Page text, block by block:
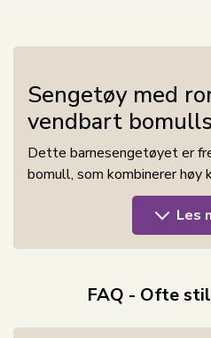
Sengetøy med
vendbart
Dette barnesengetøyet er
bomull, som kombinerer
kvalitet. Ren bomull gjør
behagelig mot huden, slik
forutsetninger for en god og
Myk og behagelig
Les
FAQ - Ofte